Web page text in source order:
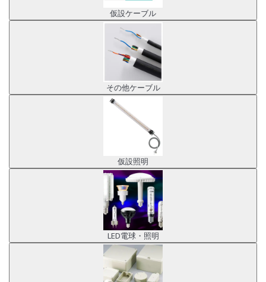
仮設ケーブル
その他ケーブル
仮設照明
LED電球・照明